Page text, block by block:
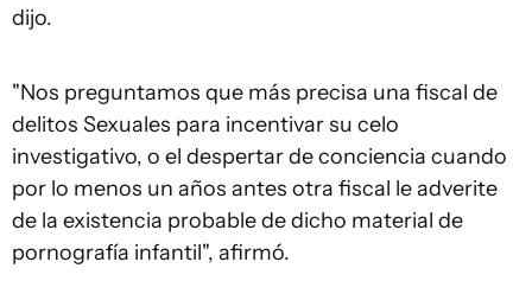
dijo.
"Nos preguntamos que más precisa una fiscal de
delitos Sexuales para incentivar su celo
investigativo, o el despertar de conciencia cuando
por lo menos un años antes otra fiscal le adverite
de la existencia probable de dicho material de
pornografía infantil", afirmó.